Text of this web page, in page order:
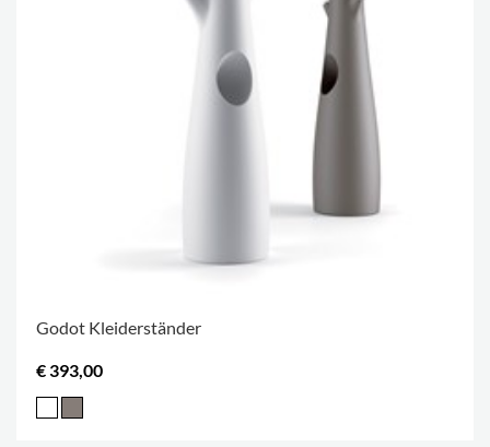
Godot Kleiderständer
€ 393,00